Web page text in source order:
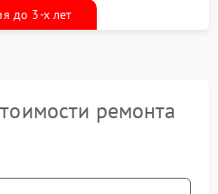
до 3-х лет
ремонта